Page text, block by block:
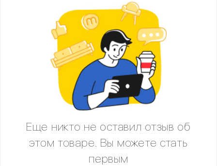
Еще никто не оставил отзыв об
этом товаре. Вы можете стать
первым